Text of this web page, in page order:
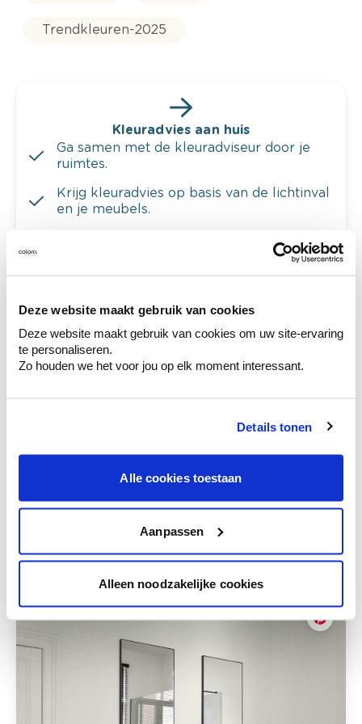
Deze website maakt gebruik van cookies
Deze website maakt gebruik van cookies om uw site-ervaring
te personaliseren.
Zo houden we het voor jou op elk moment interessant.
Details tonen
Alle cookies toestaan
Aanpassen
Alleen noodzakelijke cookies
Trendkleuren-2025
Kleuradvies aan huis
Ga samen met de kleuradviseur door je
ruimtes.
Krijg kleuradvies op basis van de lichtinval
en je meubels.
Krijg ineens een technologische check-up
Bekijk je kleur in de winkel
Ontdek er kleurechte stalen van je
Krijg persoonlijk advies om kleuren te
combineren.
Deze stijlen zijn misschien ook iets voor jou